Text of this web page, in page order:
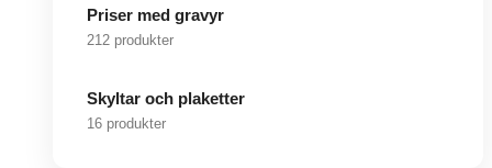
Priser med gravyr
212 produkter
Skyltar och plaketter
16 produkter